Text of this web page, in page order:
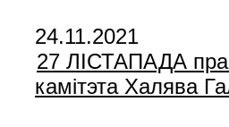
24.11.2021
27 ЛIСТАПАДА
камітэта Халява